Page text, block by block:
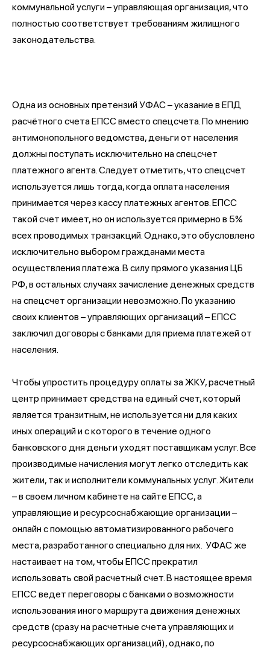
коммунальной услуги – управляющая организация, что
полностью соответствует требованиям жилищного
законодательства.
Одна из основных претензий УФАС – указание в ЕПД
расчётного счета ЕПСС вместо спецсчета. По мнению
антимонопольного ведомства, деньги от населения
должны поступать исключительно на спецсчет
платежного агента. Следует отметить, что спецсчет
используется лишь тогда, когда оплата населения
принимается через кассу платежных агентов. ЕПСС
такой счет имеет, но он используется примерно в 5%
всех проводимых транзакций. Однако, это обусловлено
исключительно выбором гражданами места
осуществления платежа. В силу прямого указания ЦБ
РФ, в остальных случаях зачисление денежных средств
на спецсчет организации невозможно. По указанию
своих клиентов – управляющих организаций – ЕПСС
заключил договоры с банками для приема платежей от
населения.
Чтобы упростить процедуру оплаты за ЖКУ, расчетный
центр принимает средства на единый счет, который
является транзитным, не используется ни для каких
иных операций и с которого в течение одного
банковского дня деньги уходят поставщикам услуг. Все
производимые начисления могут легко отследить как
жители, так и исполнители коммунальных услуг. Жители
– в своем личном кабинете на сайте ЕПСС, а
управляющие и ресурсоснабжающие организации –
онлайн с помощью автоматизированного рабочего
места, разработанного специально для них. УФАС же
настаивает на том, чтобы ЕПСС прекратил
использовать свой расчетный счет. В настоящее время
ЕПСС ведет переговоры с банками о возможности
использования иного маршрута движения денежных
средств (сразу на расчетные счета управляющих и
ресурсоснабжающих организаций), однако, по